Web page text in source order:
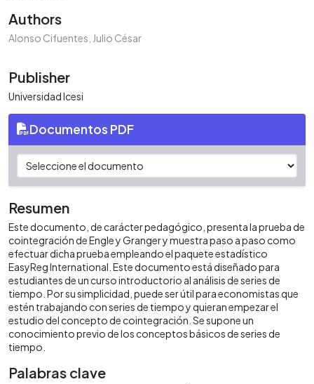
Authors
Alonso Cifuentes, Julio César
Publisher
Universidad Icesi
Documentos PDF
Resumen
Este documento, de carácter pedagógico, presenta la prueba de
cointegración de Engle y Granger y muestra paso a paso como
efectuar dicha prueba empleando el paquete estadístico
EasyReg International. Este documento está diseñado para
estudiantes de un curso introductorio al análisis de series de
tiempo. Por su simplicidad, puede ser útil para economistas que
estén trabajando con series de tiempo y quieran empezar el
estudio del concepto de cointegración. Se supone un
conocimiento previo de los conceptos básicos de series de
tiempo.
Palabras clave